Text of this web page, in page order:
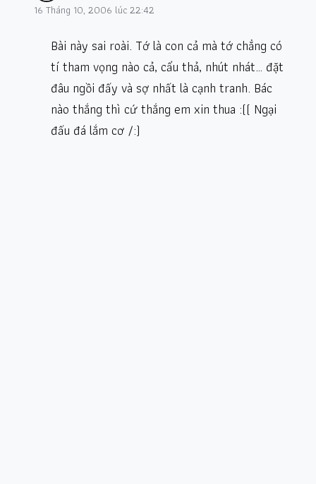
16 Tháng 10, 2006 lúc 22:42
Bài này sai roài. Tớ là con cả mà tớ chẳng có
tí tham vọng nào cả, cẩu thả, nhút nhát… đặt
đâu ngồi đấy và sợ nhất là cạnh tranh. Bác
nào thắng thì cứ thắng em xin thua :(( Ngại
đấu đá lắm cơ /:)